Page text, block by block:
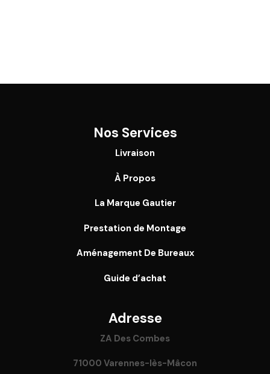
Nos Services
Livraison
À Propos
La Marque Gautier
Prestation de Montage
Aménagement De Bureaux
Guide d’achat
Adresse
ZA Des Combes
71000 Varennes-lès-Mâcon